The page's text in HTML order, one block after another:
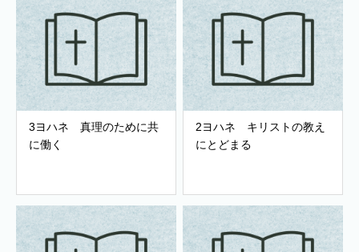
3ヨハネ 真理のために共
に働く
2ヨハネ キリストの教え
にとどまる